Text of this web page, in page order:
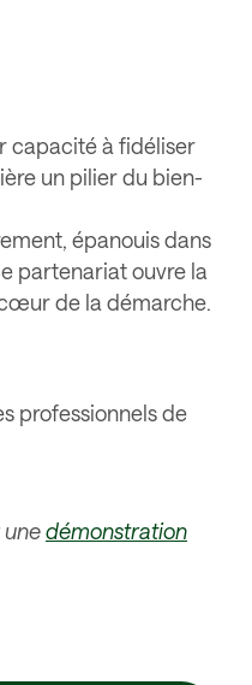
capacité à fidéliser
un pilier du bien-
épanouis dans
partenariat ouvre la
de la démarche.
professionnels de
unedémonstration